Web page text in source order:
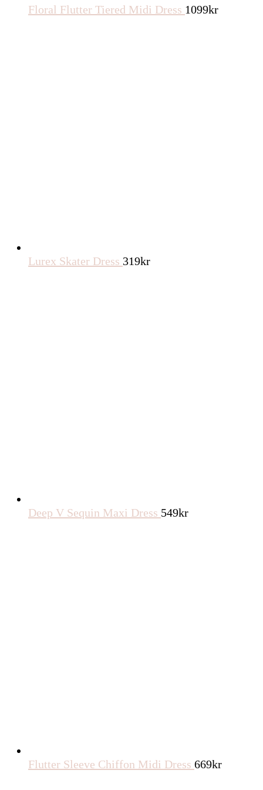
Floral Flutter Tiered Midi Dress 1099kr
Lurex Skater Dress 319kr
Deep V Sequin Maxi Dress 549kr
Flutter Sleeve Chiffon Midi Dress 669kr